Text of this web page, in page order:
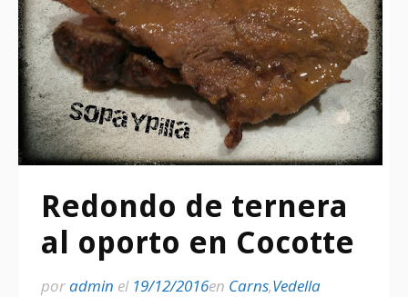
Redondo de ternera
al oporto en Cocotte
poradmin el 19/12/2016en Carns,Vedella